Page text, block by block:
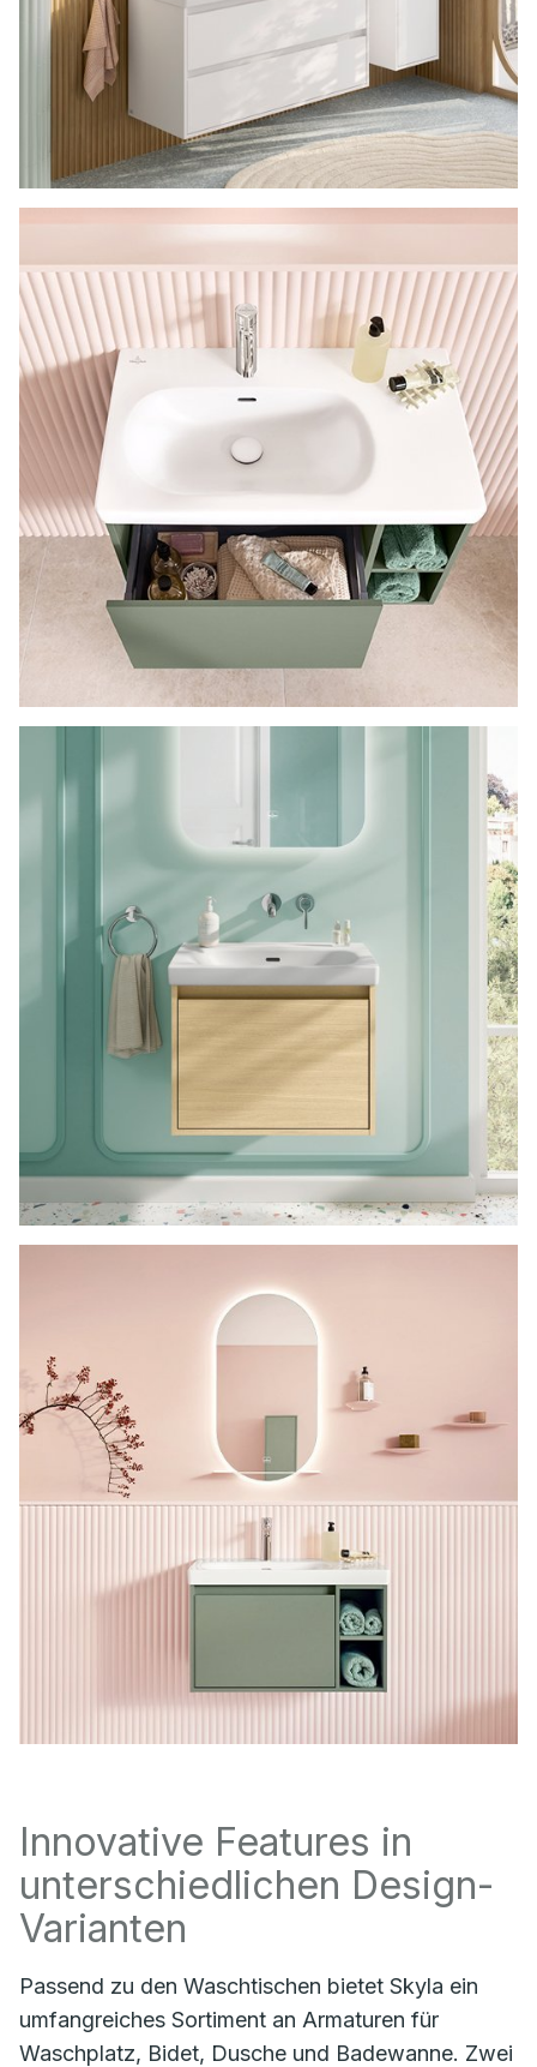
Innovative Features in
unterschiedlichen Design-
Varianten
Passend zu den Waschtischen bietet Skyla ein
umfangreiches Sortiment an Armaturen für
Waschplatz, Bidet, Dusche und Badewanne. Zwei